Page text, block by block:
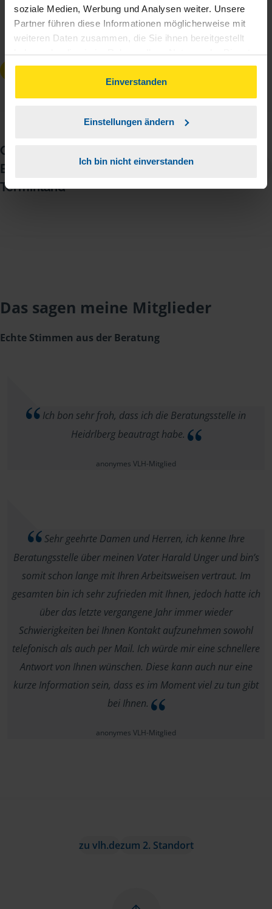
soziale Medien, Werbung und Analysen weiter. Unsere
Partner führen diese Informationen möglicherweise mit
weiteren Daten zusammen, die Sie ihnen bereitgestellt
haben oder die sie im Rahmen Ihrer Nutzung der Dienste
gesammelt haben. Indem Sie auf Einverstanden klicken,
können Sie der Verwendung von Cookies, gemäß
unserer➔ Datenschutzrichtliniezustimmen.
Einverstanden
Einstellungen ändern
Ich bin nicht einverstanden
Analyse der Zugriffsquelle verwendet werden.
DieDatenschutzbestimmungenhabe ich zur
Kenntnis genommen.*
Anfrage absenden
Oder vereinbaren Sie jetzt Ihren
Beratungstermin einfach über
Terminland
Das sagen meine Mitglieder
Echte Stimmen aus der Beratung
Ich bon sehr froh, dass ich die Beratungsstelle in
Heidrlberg beautragt habe.
anonymes VLH-Mitglied
Sehr geehrte Damen und Herren, ich kenne Ihre
Beratungsstelle über meinen Vater Harald Unger und bin’s
somit schon lange mit Ihren Arbeitsweisen vertraut. Im
gesamten bin ich sehr zufrieden mit Ihnen, jedoch hatte ich
über das letzte vergangene Jahr immer wieder
Schwierigkeiten bei Ihnen Kontakt aufzunehmen sowohl
telefonisch als auch per Mail. Ich würde mir eine schnellere
Antwort von Ihnen wünschen. Diese kann auch nur eine
kurze Information sein, dass es im Moment viel zu tun gibt
bei Ihnen.
anonymes VLH-Mitglied
zu vlh.dezum 2. Standort